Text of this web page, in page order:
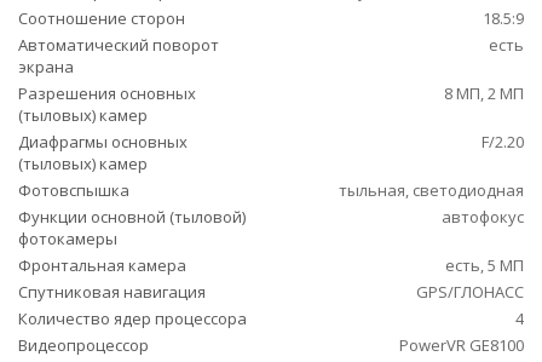
Соотношение сторон
18.5:9
Автоматический поворот
экрана
есть
Разрешения основных
(тыловых) камер
8 МП, 2 МП
Диафрагмы основных
(тыловых) камер
F/2.20
Фотовспышка
тыльная, светодиодная
Функции основной (тыловой)
фотокамеры
автофокус
Фронтальная камера
есть, 5 МП
Спутниковая навигация
GPS/ГЛОНАСС
Количество ядер процессора
4
Видеопроцессор
PowerVR GE8100